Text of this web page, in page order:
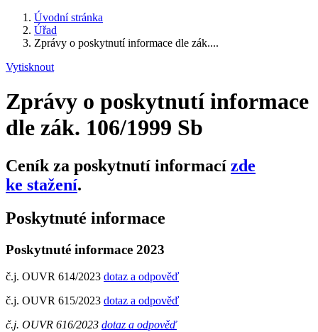
Úvodní stránka
Úřad
Zprávy o poskytnutí informace dle zák....
Vytisknout
Zprávy o poskytnutí informace
dle zák. 106/1999 Sb
Ceník za poskytnutí informací zde
ke stažení.
Poskytnuté informace
Poskytnuté informace 2023
č.j. OUVR 614/2023 dotaz a odpověď
č.j. OUVR 615/2023 dotaz a odpověď
č.j. OUVR 616/2023 dotaz a odpověď